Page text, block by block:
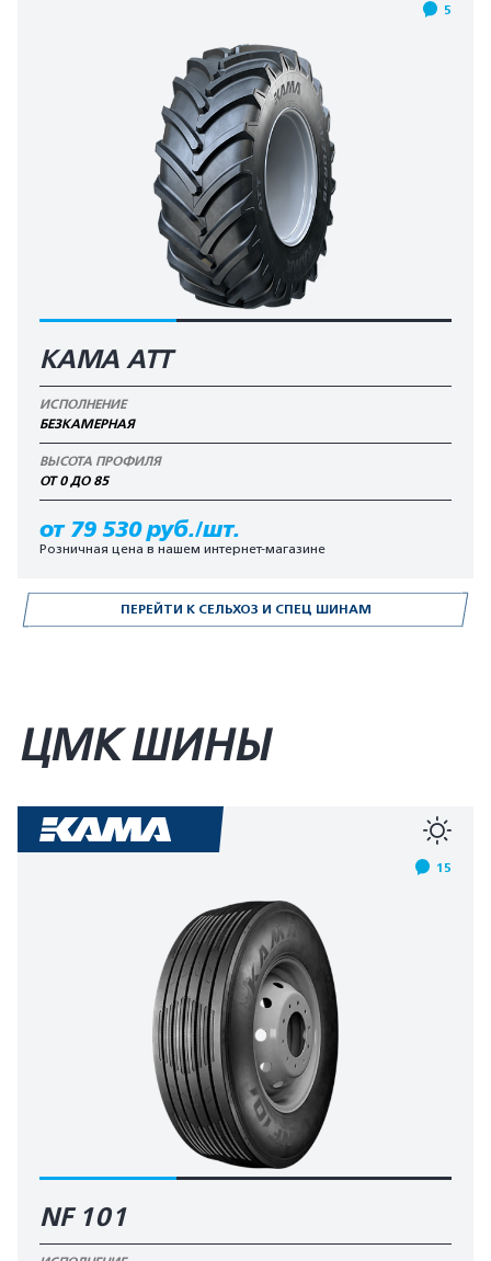
ПЕРЕЙТИ К СЕЛЬХОЗ И СПЕЦ ШИНАМ
5
КАМА АТТ
ИСПОЛНЕНИЕ
БЕЗКАМЕРНАЯ
ВЫСОТА ПРОФИЛЯ
ОТ 0 ДО 85
от 79 530 руб./шт.
Розничная цена в нашем интернет-магазине
ЦМК ШИНЫ
15
NF 101